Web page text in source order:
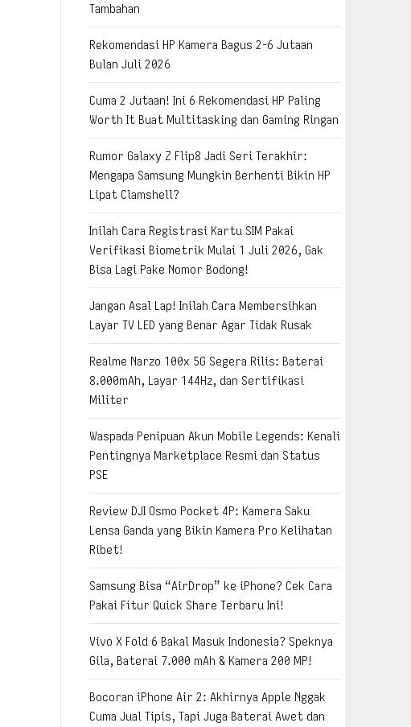
Tambahan
Rekomendasi HP Kamera Bagus 2-6 Jutaan
Bulan Juli 2026
Cuma 2 Jutaan! Ini 6 Rekomendasi HP Paling
Worth It Buat Multitasking dan Gaming Ringan
Rumor Galaxy Z Flip8 Jadi Seri Terakhir:
Mengapa Samsung Mungkin Berhenti Bikin HP
Lipat Clamshell?
Inilah Cara Registrasi Kartu SIM Pakai
Verifikasi Biometrik Mulai 1 Juli 2026, Gak
Bisa Lagi Pake Nomor Bodong!
Jangan Asal Lap! Inilah Cara Membersihkan
Layar TV LED yang Benar Agar Tidak Rusak
Realme Narzo 100x 5G Segera Rilis: Baterai
8.000mAh, Layar 144Hz, dan Sertifikasi
Militer
Waspada Penipuan Akun Mobile Legends: Kenali
Pentingnya Marketplace Resmi dan Status
PSE
Review DJI Osmo Pocket 4P: Kamera Saku
Lensa Ganda yang Bikin Kamera Pro Kelihatan
Ribet!
Samsung Bisa “AirDrop” ke iPhone? Cek Cara
Pakai Fitur Quick Share Terbaru Ini!
Vivo X Fold 6 Bakal Masuk Indonesia? Speknya
Gila, Baterai 7.000 mAh & Kamera 200 MP!
Bocoran iPhone Air 2: Akhirnya Apple Nggak
Cuma Jual Tipis, Tapi Juga Baterai Awet dan